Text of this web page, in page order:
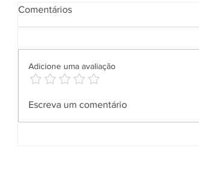
Aplicativo Salineira ganha
recursos, melhor usabilidade e
Comentários
Adicione uma avaliação
Escreva um comentário